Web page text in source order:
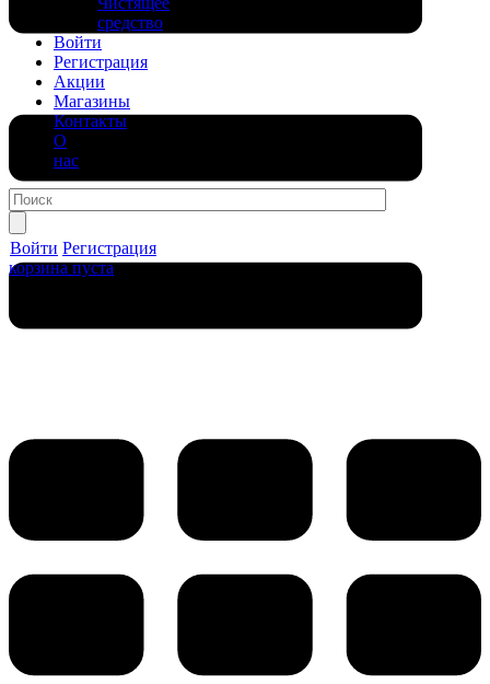
средство
Войти
Регистрация
Акции
Магазины
Контакты
О
нас
Войти Регистрация
корзина пуста